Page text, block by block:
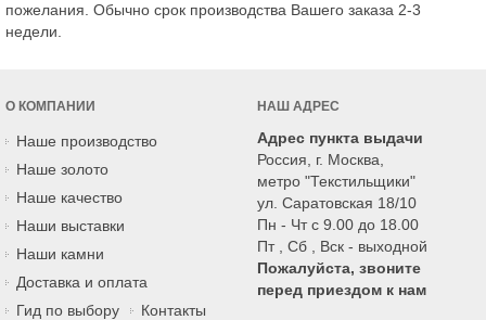
пожелания. Обычно срок производства Вашего заказа 2-3
недели.
О КОМПАНИИ
Наше производство
Наше золото
Наше качество
Наши выставки
Наши камни
Доставка и оплата
Гид по выбору
Контакты
НАШ АДРЕС
Адрес пункта выдачи
Россия, г. Москва,
метро "Текстильщики"
ул. Саратовская 18/10
Пн - Чт с 9.00 до 18.00
Пт , Сб , Вск - выходной
Пожалуйста, звоните
перед приездом к нам